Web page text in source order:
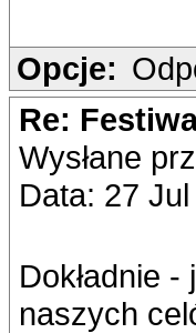
Opcje:
Re:
Wysłane
Data: 27
Dokładnie
naszych